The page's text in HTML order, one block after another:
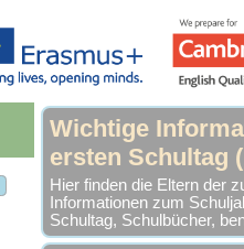
Wichtige
ersten Schultag
Hier finden die Eltern der
Informationen zum
Schultag, Schulbücher,